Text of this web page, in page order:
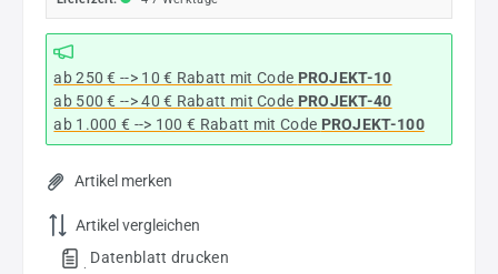
ab 250 € --> 10 € Rabatt mit Code PROJEKT-10
ab 500 € --> 40 € Rabatt mit Code PROJEKT-40
ab 1.000 € --> 100 € Rabatt mit Code PROJEKT-100
Artikel merken
Artikel vergleichen
. Datenblatt drucken